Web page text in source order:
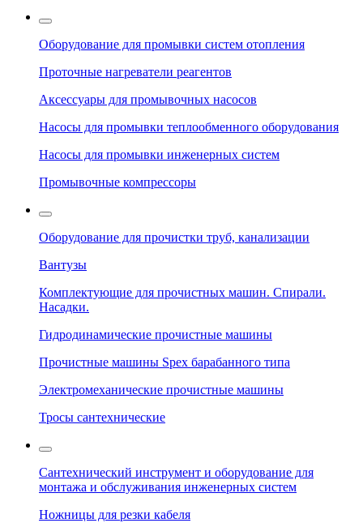
Оборудование для промывки систем отопления
Проточные нагреватели реагентов
Аксессуары для промывочных насосов
Насосы для промывки теплообменного оборудования
Насосы для промывки инженерных систем
Промывочные компрессоры
Оборудование для прочистки труб, канализации
Вантузы
Комплектующие для прочистных машин. Спирали.
Насадки.
Гидродинамические прочистные машины
Прочистные машины Spex барабанного типа
Электромеханические прочистные машины
Тросы сантехнические
Сантехнический инструмент и оборудование для
монтажа и обслуживания инженерных систем
Ножницы для резки кабеля